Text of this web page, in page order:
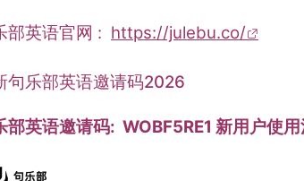
部英语官网 : https://julebu.co/
句乐部英语邀请码2026
部英语邀请码: WOBF5RE1 新用户使